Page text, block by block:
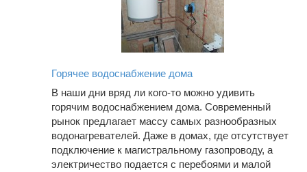
Горячее водоснабжение дома
В наши дни вряд ли кого-то можно удивить
горячим водоснабжением дома. Современный
рынок предлагает массу самых разнообразных
водонагревателей. Даже в домах, где отсутствует
подключение к магистральному газопроводу, а
электричество подается с перебоями и малой